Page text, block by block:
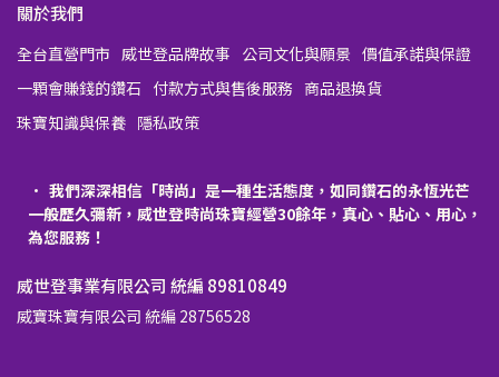
關於我們
全台直營門市 威世登品牌故事 公司文化與願景 價值承諾與保證
一顆會賺錢的鑽石 付款方式與售後服務 商品退換貨
珠寶知識與保養 隱私政策
我們深深相信「時尚」是一種生活態度，如同鑽石的永恆光芒
一般歷久彌新，威世登時尚珠寶經營30餘年，真心、貼心、用心，
為您服務！
威世登事業有限公司 統編 89810849
威寶珠寶有限公司 統編 28756528